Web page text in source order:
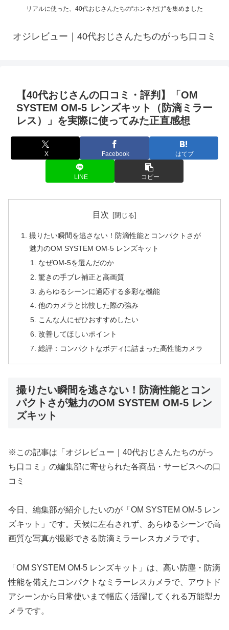
リアルに使った、40代おじさんたちの“ホンネだけ”を集めました
オジレビュー｜40代おじさんたちのがっち口コミ
【40代おじさんの口コミ・評判】「OM
SYSTEM OM-5 レンズキット（防滴ミラー
レス）」を実際に使ってみた正直感想
X Facebook はてブ
LINE コピー
目次
撮りたい瞬間を逃さない！防滴性能とコンパクトさが
魅力のOM SYSTEM OM-5 レンズキット
なぜOM-5を選んだのか
驚きの手ブレ補正と高画質
あらゆるシーンに適応する多彩な機能
他のカメラと比較した際の強み
こんな人にぜひおすすめしたい
改善してほしいポイント
総評：コンパクトなボディに詰まった高性能カメラ
撮りたい瞬間を逃さない！防滴性能とコン
パクトさが魅力のOM SYSTEM OM-5 レン
ズキット
※この記事は「オジレビュー｜40代おじさんたちのがっ
ち口コミ」の編集部に寄せられた各商品・サービスへの口
コミ
今日、編集部が紹介したいのが「OM SYSTEM OM-5 レン
ズキット」です。天候に左右されず、あらゆるシーンで高
画質な写真が撮影できる防滴ミラーレスカメラです。
「OM SYSTEM OM-5 レンズキット」は、高い防塵・防滴
性能を備えたコンパクトなミラーレスカメラで、アウトド
アシーンから日常使いまで幅広く活躍してくれる万能型カ
メラです。